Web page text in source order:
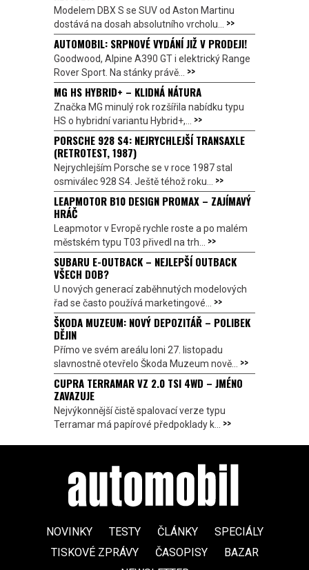
Modelem DBX S se SUV od Aston Martinu
dostává na dosah absolutního vrcholu... >>
AUTOMOBIL: SRPNOVÉ VYDÁNÍ JIŽ V PRODEJI!
Goodwood, Alpine A390 GT i elektrický Range
Rover Sport. Na stánky právě... >>
MG HS HYBRID+ – KLIDNÁ NÁTURA
Značka MG minulý rok rozšířila nabídku typu
HS o hybridní variantu Hybrid+,... >>
PORSCHE 928 S4: NEJRYCHLEJŠÍ TRANSAXLE
(RETROTEST, 1987)
Nejrychlejším Porsche se v roce 1987 stal
osmiválec 928 S4. Ještě téhož roku... >>
LEAPMOTOR B10 DESIGN PROMAX – ZAJÍMAVÝ
HRÁČ
Leapmotor v Evropě rychle roste a po malém
městském typu T03 přivedl na trh... >>
SUBARU E-OUTBACK – NEJLEPŠÍ OUTBACK
VŠECH DOB?
U nových generací zaběhnutých modelových
řad se často používá marketingové... >>
ŠKODA MUZEUM: NOVÝ DEPOZITÁŘ – POLIBEK
DĚJIN
Přímo ve svém areálu loni 27. listopadu
slavnostně otevřelo Škoda Muzeum nově... >>
CUPRA TERRAMAR VZ 2.0 TSI 4WD – JMÉNO
ZAVAZUJE
Nejvýkonnější čistě spalovací verze typu
Terramar má papírové předpoklady k... >>
NOVINKY TESTY ČLÁNKY
SPECIÁLY
TISKOVÉ ZPRÁVY
ČASOPISY
BAZAR